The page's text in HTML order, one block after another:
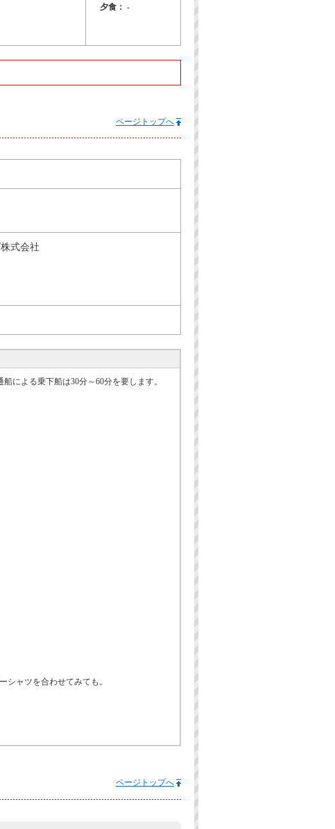
夕食： -
ページトップへ
式会社
による乗下船は30分～60分を要します。
シャツを合わせてみても。
ページトップへ